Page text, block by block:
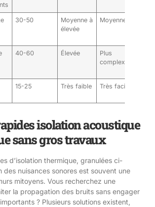
30-50
Moyenne à
élevée
Moyenne
40-60 Élevée
Plus
complexe
15-25 Très faible Très facile
isolation acoustique
sans gros travaux
d’isolation thermique, granulées ci-
des nuisances sonores est souvent une
mitoyens. Vous recherchez une
la propagation des bruits sans engager
? Plusieurs solutions existent,